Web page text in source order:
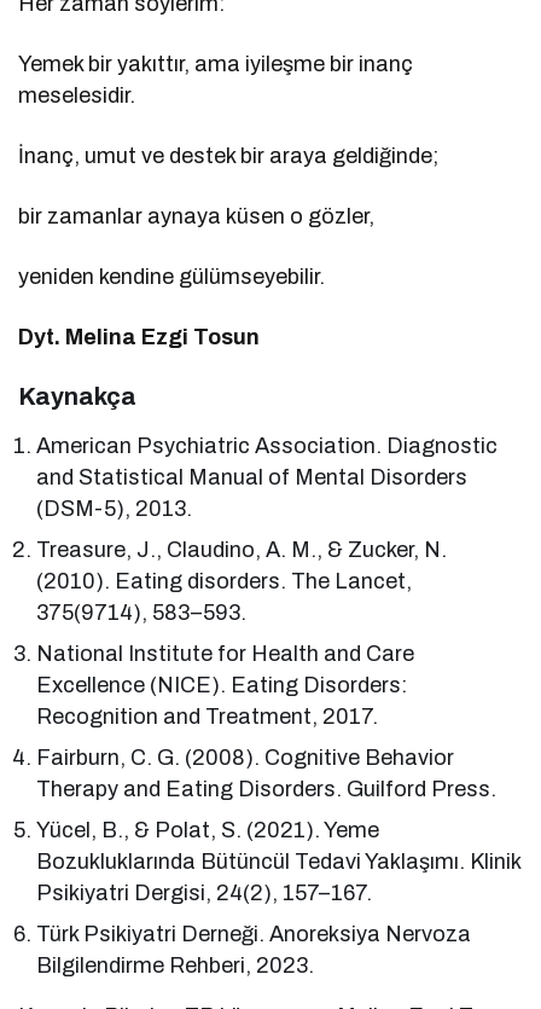
Yemek bir yakıttır, ama iyileşme bir inanç
meselesidir.
İnanç, umut ve destek bir araya geldiğinde;
bir zamanlar aynaya küsen o gözler,
yeniden kendine gülümseyebilir.
Dyt. Melina Ezgi Tosun
Kaynakça
American Psychiatric Association. Diagnostic
and Statistical Manual of Mental Disorders
(DSM-5), 2013.
Treasure, J., Claudino, A. M., & Zucker, N.
(2010). Eating disorders. The Lancet,
375(9714), 583–593.
National Institute for Health and Care
Excellence (NICE). Eating Disorders:
Recognition and Treatment, 2017.
Fairburn, C. G. (2008). Cognitive Behavior
Therapy and Eating Disorders. Guilford Press.
Yücel, B., & Polat, S. (2021). Yeme
Bozukluklarında Bütüncül Tedavi Yaklaşımı. Klinik
Psikiyatri Dergisi, 24(2), 157–167.
Türk Psikiyatri Derneği. Anoreksiya Nervoza
Bilgilendirme Rehberi, 2023.